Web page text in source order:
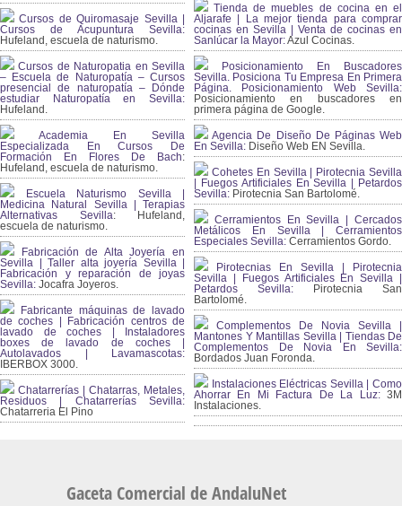
Cursos de Quiromasaje Sevilla |
Cursos de Acupuntura Sevilla:
Hufeland, escuela de naturismo.
Cursos de Naturopatia en Sevilla
– Escuela de Naturopatía – Cursos
presencial de naturopatía – Dónde
estudiar Naturopatía en Sevilla:
Hufeland.
Academia En Sevilla
Especializada En Cursos De
Formación En Flores De Bach:
Hufeland, escuela de naturismo.
Escuela Naturismo Sevilla |
Medicina Natural Sevilla | Terapias
Alternativas Sevilla: Hufeland,
escuela de naturismo.
Fabricación de Alta Joyería en
Sevilla | Taller alta joyería Sevilla |
Fabricación y reparación de joyas
Sevilla: Jocafra Joyeros.
Fabricante máquinas de lavado
de coches | Fabricación centros de
lavado de coches | Instaladores
boxes de lavado de coches |
Autolavados | Lavamascotas:
IBERBOX 3000.
Chatarrerías | Chatarras, Metales,
Residuos | Chatarrerías Sevilla:
Chatarreria El Pino
Tienda de muebles de cocina en el
Aljarafe | La mejor tienda para comprar
cocinas en Sevilla | Venta de cocinas en
Sanlúcar la Mayor:Azul Cocinas.
Posicionamiento En Buscadores
Sevilla. Posiciona Tu Empresa En Primera
Página. Posicionamiento Web Sevilla:
Posicionamiento en buscadores en
primera página de Google.
Agencia De Diseño De Páginas Web
En Sevilla: Diseño Web EN Sevilla.
Cohetes En Sevilla | Pirotecnia Sevilla
| Fuegos Artificiales En Sevilla | Petardos
Sevilla: Pirotecnia San Bartolomé.
Cerramientos En Sevilla | Cercados
Metálicos En Sevilla | Cerramientos
Especiales Sevilla: Cerramientos Gordo.
Pirotecnias En Sevilla | Pirotecnia
Sevilla | Fuegos Artificiales En Sevilla |
Petardos Sevilla: Pirotecnia San
Bartolomé.
Complementos De Novia Sevilla |
Mantones Y Mantillas Sevilla | Tiendas De
Complementos De Novia En Sevilla:
Bordados Juan Foronda.
Instalaciones Eléctricas Sevilla | Como
Ahorrar En Mi Factura De La Luz:3M
Instalaciones.
Gaceta Comercial de AndaluNet